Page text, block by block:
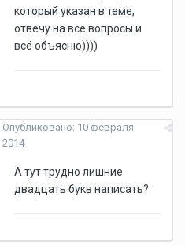
который указан в теме,
отвечу на все вопросы и
всё объясню))))
Опубликовано: 10 февраля
2014
А тут трудно лишние
двадцать букв написать?